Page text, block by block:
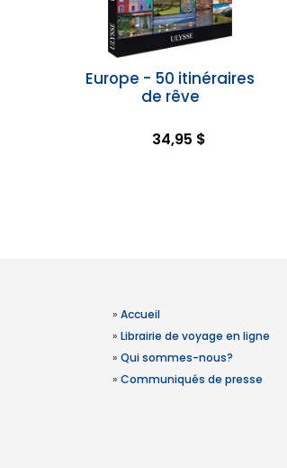
Europe - 50 itinéraires
de rêve
34,95 $
» Accueil
» Librairie de voyage en ligne
» Qui sommes-nous?
» Communiqués de presse